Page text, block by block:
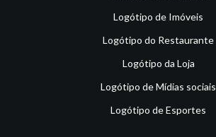
Logótipo de Imóveis
Logótipo do Restaurante
Logótipo da Loja
Logótipo de Mídias sociais
Logótipo de Esportes